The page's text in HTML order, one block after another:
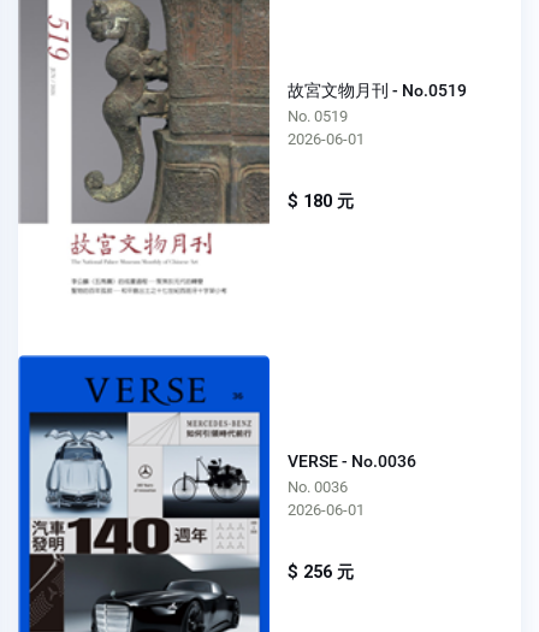
故宮文物月刊 - No.0519
No. 0519
2026-06-01
$ 180 元
VERSE - No.0036
No. 0036
2026-06-01
$ 256 元